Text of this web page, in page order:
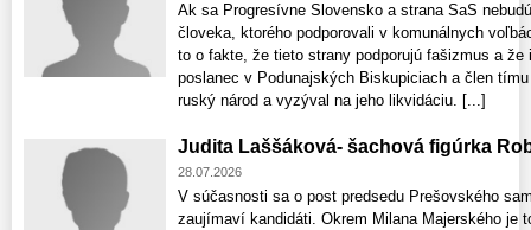
Ak sa Progresívne Slovensko a strana SaS
človeka, ktorého podporovali v komunálnych
to o fakte, že tieto strany podporujú fašizmus a
poslanec v Podunajských Biskupiciach a člen
ruský národ a vyzýval na jeho likvidáciu. [...]
Judita Laššáková- šachová figúrka
28.07.2026
V súčasnosti sa o post predsedu Prešovského
zaujímaví kandidáti. Okrem Milana Majerského je